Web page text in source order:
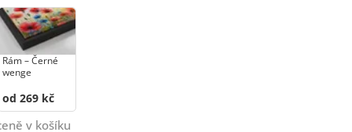
Rám –⁠⁠⁠⁠⁠⁠ Černé
wenge
od 269 kč
v košíku